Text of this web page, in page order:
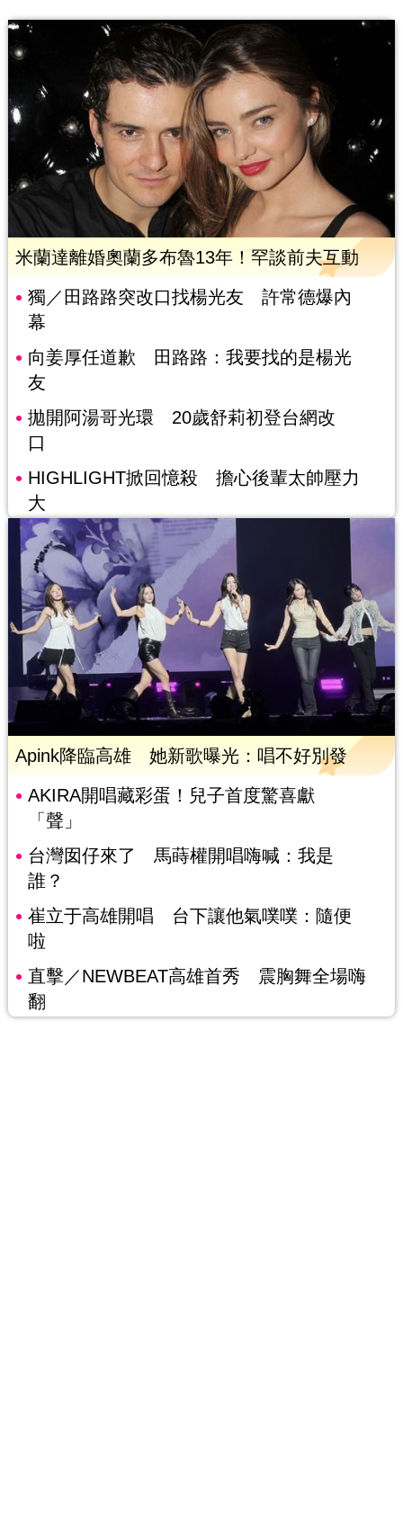
米蘭達離婚奧蘭多布魯13年！罕談前夫互動
獨／田路路突改口找楊光友 許常德爆內
幕
向姜厚任道歉 田路路：我要找的是楊光
友
拋開阿湯哥光環 20歲舒莉初登台網改
口
HIGHLIGHT掀回憶殺 擔心後輩太帥壓力
大
Apink降臨高雄 她新歌曝光：唱不好別發
AKIRA開唱藏彩蛋！兒子首度驚喜獻
「聲」
台灣囡仔來了 馬蒔權開唱嗨喊：我是
誰？
崔立于高雄開唱 台下讓他氣噗噗：隨便
啦
直擊／NEWBEAT高雄首秀 震胸舞全場嗨
翻